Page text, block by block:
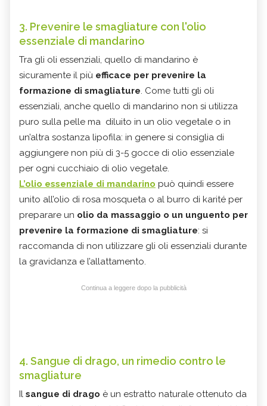
3. Prevenire le smagliature con l'olio
essenziale di mandarino
Tra gli oli essenziali, quello di mandarino è
sicuramente il più efficace per prevenire la
formazione di smagliature. Come tutti gli oli
essenziali, anche quello di mandarino non si utilizza
puro sulla pelle ma diluito in un olio vegetale o in
un’altra sostanza lipofila: in genere si consiglia di
aggiungere non più di 3-5 gocce di olio essenziale
per ogni cucchiaio di olio vegetale.
L’olio essenziale di mandarino può quindi essere
unito all’olio di rosa mosqueta o al burro di karité per
preparare un olio da massaggio o un unguento per
prevenire la formazione di smagliature: si
raccomanda di non utilizzare gli oli essenziali durante
la gravidanza e l’allattamento.
Continua a leggere dopo la pubblicità
4. Sangue di drago, un rimedio contro le
smagliature
Il sangue di drago è un estratto naturale ottenuto da